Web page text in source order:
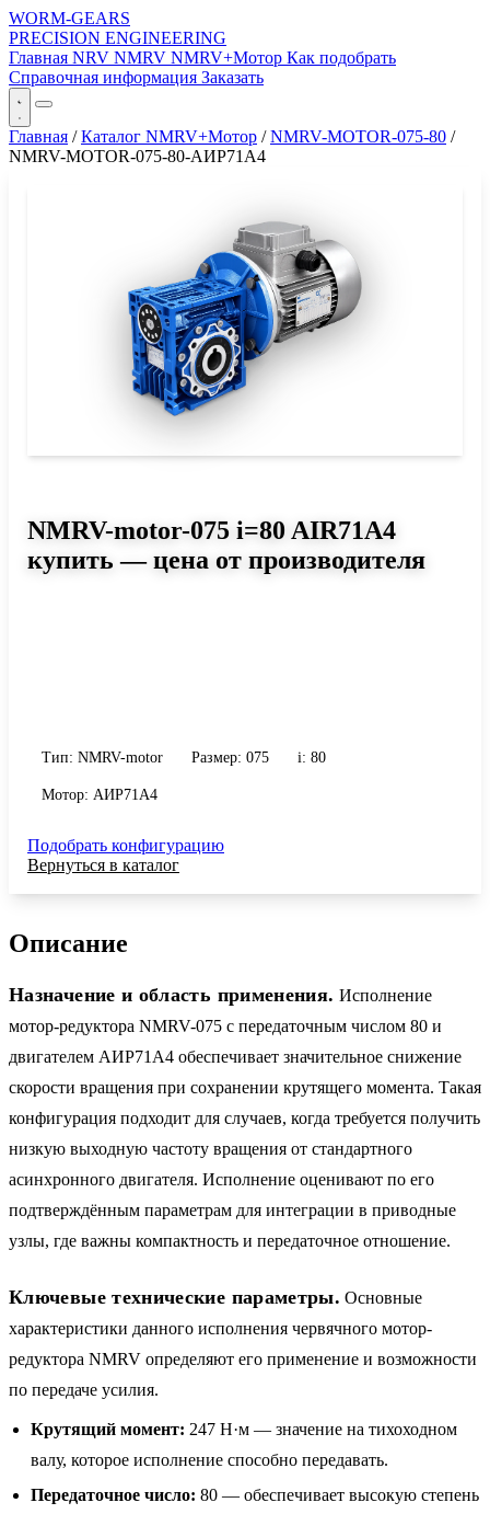
WORM-GEARS
PRECISION ENGINEERING
Главная NRV NMRV NMRV+Мотор Как подобрать
Справочная информация Заказать
Главная / Каталог NMRV+Мотор / NMRV-MOTOR-075-80 /
NMRV-MOTOR-075-80-АИР71A4
NMRV-motor-075 i=80 AIR71A4
купить — цена от производителя
Тип: NMRV-motor Размер: 075 i: 80
Мотор: АИР71A4
Подобрать конфигурацию
Вернуться в каталог
Описание
Назначение и область применения. Исполнение
мотор-редуктора NMRV-075 с передаточным числом 80 и
двигателем АИР71A4 обеспечивает значительное снижение
скорости вращения при сохранении крутящего момента. Такая
конфигурация подходит для случаев, когда требуется получить
низкую выходную частоту вращения от стандартного
асинхронного двигателя. Исполнение оценивают по его
подтверждённым параметрам для интеграции в приводные
узлы, где важны компактность и передаточное отношение.
Ключевые технические параметры. Основные
характеристики данного исполнения червячного мотор-
редуктора NMRV определяют его применение и возможности
по передаче усилия.
Крутящий момент: 247 Н·м — значение на тихоходном
валу, которое исполнение способно передавать.
Передаточное число: 80 — обеспечивает высокую степень